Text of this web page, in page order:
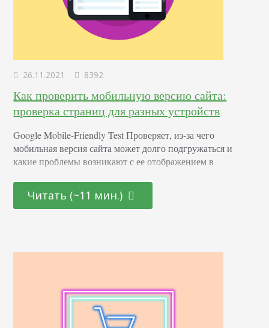
26.11.2021 8392
Как проверить мобильную версию сайта:
проверка страниц для разных устройств
Google Mobile-Friendly Test Проверяет, из-за чего
мобильная версия сайта может долго подгружаться и
какие проблемы возникают с ее отображением в
ресурса, например: шрифты, плагины, стили CSS,
размеры интерактивных элементов. Сервис анализирует
Читать (~11 мин.)